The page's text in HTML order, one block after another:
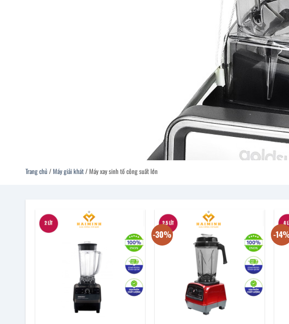
Trang chủ /Máy giải khát/Máy xay sinh tố công suất lớn
-30% -